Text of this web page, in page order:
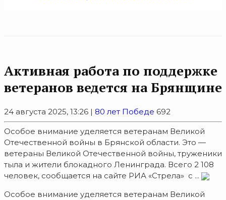
Активная работа по поддержке
ветеранов ведется на Брянщине
24 августа 2025, 13:26 | 80 лет Победе 692
Особое внимание уделяется ветеранам Великой
Отечественной войны в Брянской области. Это —
ветераны Великой Отечественной войны, труженики
тыла и жители блокадного Ленинграда. Всего 2 108
человек, сообщается на сайте РИА «Стрела» с ...
Особое внимание уделяется ветеранам Великой